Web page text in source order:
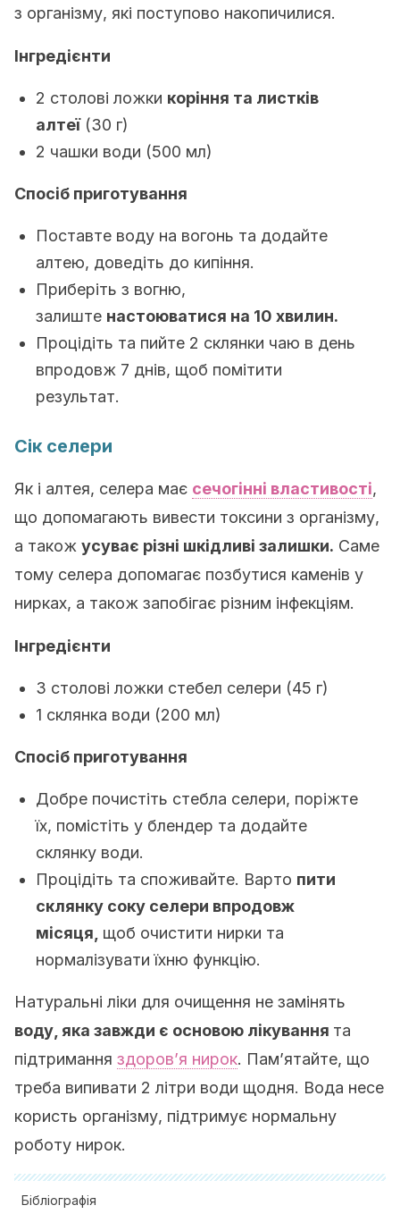
з організму, які поступово накопичилися.
Інгредієнти
2 столові ложки коріння та листків
алтеї(30 г)
2 чашки води (500 мл)
Спосіб приготування
Поставте воду на вогонь та додайте
алтею, доведіть до кипіння.
Приберіть з вогню,
залиште настоюватися на 10 хвилин.
Процідіть та пийте 2 склянки чаю в день
впродовж 7 днів, щоб помітити
результат.
Сік селери
Як і алтея, селера має сечогінні властивості,
що допомагають вивести токсини з організму,
а також усуває різні шкідливі залишки. Саме
тому селера допомагає позбутися каменів у
нирках, а також запобігає різним інфекціям.
Інгредієнти
3 столові ложки стебел селери (45 г)
1 склянка води (200 мл)
Спосіб приготування
Добре почистіть стебла селери, поріжте
їх, помістіть у блендер та додайте
склянку води.
Процідіть та споживайте. Варто пити
склянку соку селери впродовж
місяця, щоб очистити нирки та
нормалізувати їхню функцію.
Натуральні ліки для очищення не замінять
воду , яка завжди є основою лікування та
підтримання здоров’я нирок. Пам’ятайте, що
треба випивати 2 літри води щодня. Вода несе
користь організму, підтримує нормальну
роботу нирок.
Бібліографія